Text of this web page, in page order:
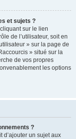
et sujets ?
sur le lien
de l’utilisateur, soit en
» sur la page de
» situé sur la
de vos propres
les options
?
d’ajouter un sujet aux